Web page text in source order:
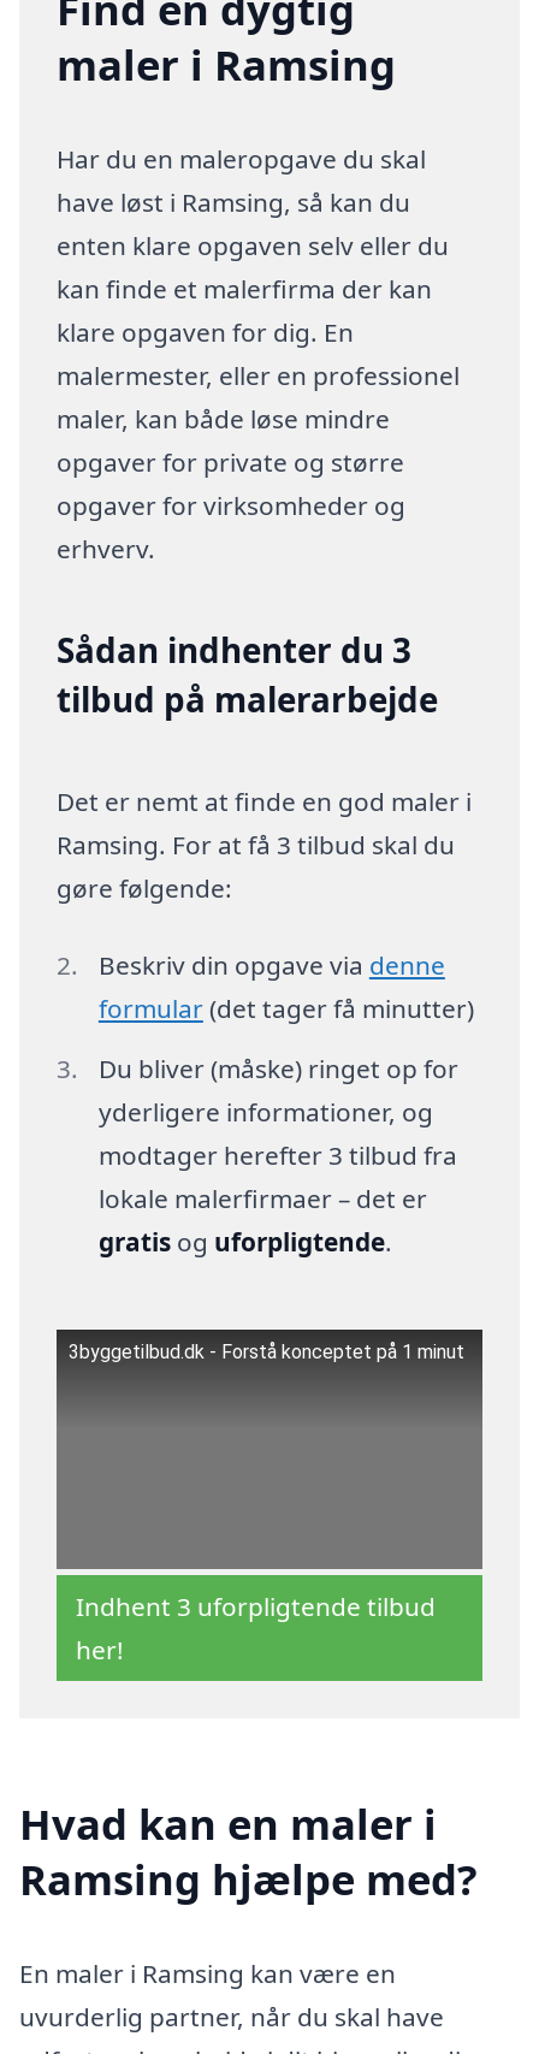
maler i Ramsing
Har du en maleropgave du skal
have løst i Ramsing, så kan du
enten klare opgaven selv eller du
kan finde et malerfirma der kan
klare opgaven for dig. En
malermester, eller en professionel
maler, kan både løse mindre
opgaver for private og større
opgaver for virksomheder og
erhverv.
Sådan indhenter du 3
tilbud på malerarbejde
Det er nemt at finde en god maler i
Ramsing. For at få 3 tilbud skal du
gøre følgende:
Beskriv din opgave via denne
formular(det tager få minutter)
Du bliver (måske) ringet op for
yderligere informationer, og
modtager herefter 3 tilbud fra
lokale malerfirmaer – det er
gratisog uforpligtende.
3byggetilbud.dk - Forstå konceptet på 1 minut
Indhent 3 uforpligtende tilbud
her!
Hvad kan en maler i
Ramsing hjælpe med?
En maler i Ramsing kan være en
uvurderlig partner, når du skal have